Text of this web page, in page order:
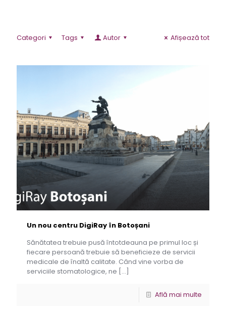
Categori Tags Autor Afișează tot
Un nou centru DigiRay în Botoșani
Sănătatea trebuie pusă întotdeauna pe primul loc și
fiecare persoană trebuie să beneficieze de servicii
medicale de înaltă calitate. Când vine vorba de
serviciile stomatologice, ne […]
Află mai multe